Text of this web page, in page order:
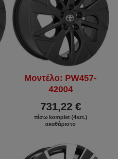
Μοντέλο: PW457-
42004
731,22 €
πίσω komplet (4szt.)
ακαθάριστο